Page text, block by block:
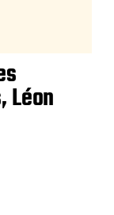
Léon